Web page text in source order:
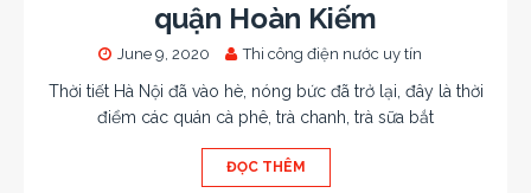
quận Hoàn Kiếm
June 9, 2020 Thi công điện nước uy tín
Thời tiết Hà Nội đã vào hè, nóng bức đã trở lại, đây là thời
điểm các quán cà phê, trà chanh, trà sữa bắt
ĐỌC THÊM